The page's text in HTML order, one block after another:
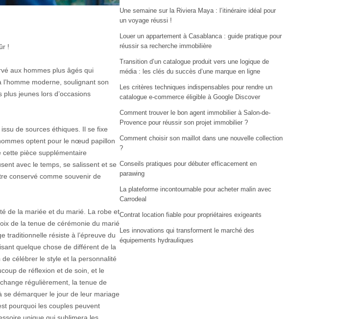
!
aux hommes plus âgés qui
moderne, soulignant son
jeunes lors d’occasions
de sources éthiques. Il se fixe
optent pour le nœud papillon
pièce supplémentaire
avec le temps, se salissent et se
conservé comme souvenir de
de la mariée et du marié. La robe et
de la tenue de cérémonie du marié
traditionnelle résiste à l’épreuve du
quelque chose de différent de la
célébrer le style et la personnalité
de réflexion et de soin, et le
régulièrement, la tenue de
se démarquer le jour de leur mariage
pourquoi les couples peuvent
Une semaine sur la Riviera Maya : l’itinéraire idéal pour
un voyage réussi !
Louer un appartement à Casablanca : guide pratique pour
réussir sa recherche immobilière
Transition d’un catalogue produit vers une logique de
média : les clés du succès d’une marque en ligne
Les critères techniques indispensables pour rendre un
catalogue e-commerce éligible à Google Discover
Comment trouver le bon agent immobilier à Salon-de-
Provence pour réussir son projet immobilier ?
Comment choisir son maillot dans une nouvelle collection
?
Conseils pratiques pour débuter efficacement en
parawing
La plateforme incontournable pour acheter malin avec
Carrodeal
Contrat location fiable pour propriétaires exigeants
Les innovations qui transforment le marché des
équipements hydrauliques